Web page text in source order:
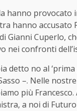
hanno provocato
hanno
Gianni Cuperlo,
nei confronti
detto no al
–. Nelle
più
a noi di